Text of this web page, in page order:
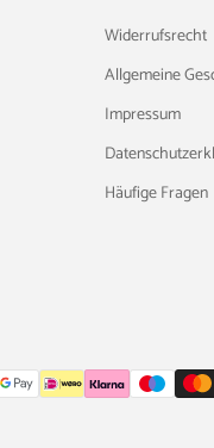
Widerrufsrecht
Allgemeine
Impressum
Häufige Fragen